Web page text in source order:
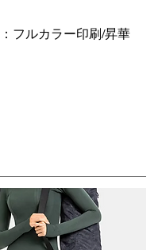
フルカラー印刷/昇華